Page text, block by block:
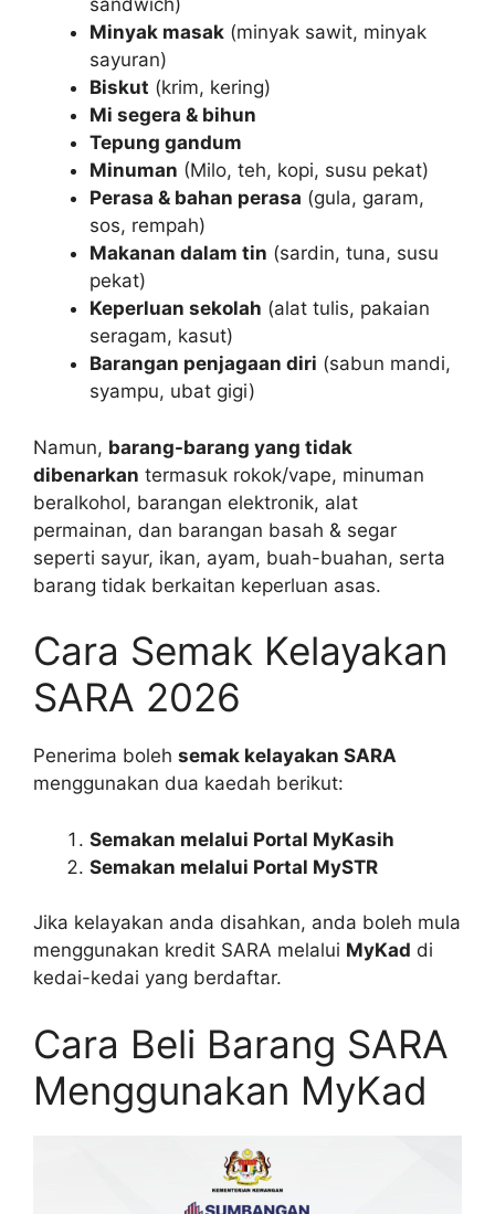
sandwich)
Minyak masak (minyak sawit, minyak
sayuran)
Biskut (krim, kering)
Mi segera & bihun
Tepung gandum
Minuman (Milo, teh, kopi, susu pekat)
Perasa & bahan perasa (gula, garam,
sos, rempah)
Makanan dalam tin (sardin, tuna, susu
pekat)
Keperluan sekolah (alat tulis, pakaian
seragam, kasut)
Barangan penjagaan diri (sabun mandi,
syampu, ubat gigi)
Namun, barang-barang yang tidak
dibenarkan termasuk rokok/vape, minuman
beralkohol, barangan elektronik, alat
permainan, dan barangan basah & segar
seperti sayur, ikan, ayam, buah-buahan, serta
barang tidak berkaitan keperluan asas.
Cara Semak Kelayakan
SARA 2026
Penerima boleh semak kelayakan SARA
menggunakan dua kaedah berikut:
Semakan melalui Portal MyKasih
Semakan melalui Portal MySTR
Jika kelayakan anda disahkan, anda boleh mula
menggunakan kredit SARA melalui MyKad di
kedai-kedai yang berdaftar.
Cara Beli Barang SARA
Menggunakan MyKad